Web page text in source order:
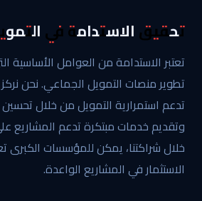
تحقيق الاستدامة في
تعتبر الاستدامة من العوامل الأساسية
تطوير منصات التمويل الجماعي. نحن
تدعم استمرارية التمويل من خلال
وتقديم خدمات مبتكرة تدعم المشاريع
خلال شراكتنا، يمكن للمؤسسات الكبرى
الاستثمار في المشاريع الواعدة.